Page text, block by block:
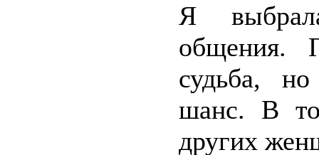
Я
общения.
судьба,
шанс. В то
других